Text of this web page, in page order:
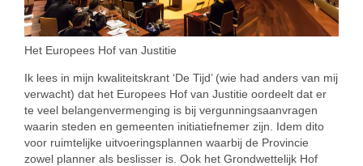
Het Europees Hof van Justitie
Ik lees in mijn kwaliteitskrant ‘De Tijd’ (wie had anders van mij
verwacht) dat het Europees Hof van Justitie oordeelt dat er
te veel belangenvermenging is bij vergunningsaanvragen
waarin steden en gemeenten initiatiefnemer zijn. Idem dito
voor ruimtelijke uitvoeringsplannen waarbij de Provincie
zowel planner als beslisser is. Ook het Grondwettelijk Hof